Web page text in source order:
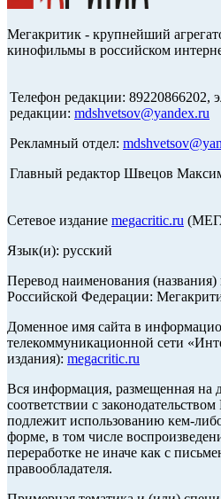
Мегакритик - крупнейший
кинофильмы в российском
Телефон редакции: 89220866202,
редакции: mdshvetsov@yandex.ru
Рекламный отдел:
Главный редактор Швецов
Сетевое издание megacritic.ru
Язык(и): русский
Перевод наименования (названия)
Российской Федерации:
Доменное имя сайта в
телекоммуникационной сети
издания): megacritic.ru
Вся информация, размещенная на
соответствии с
подлежит использованию кем-
форме, в том числе
переработке не иначе как с
правообладателя.